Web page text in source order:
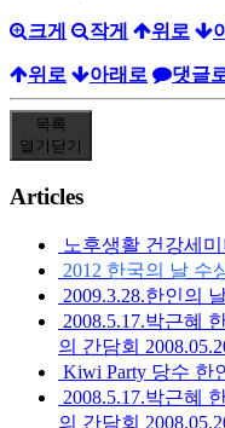
크게 작게 위로
위로 아래로 댓글
목록
열기 닫기
Articles
노후생활 건강세
2012 한국의 날 수
2009.3.28.한인의
2008.5.17.박근혜
의 간담회
Kiwi Party 당수 한
2008.5.17.박근혜
의 간담회